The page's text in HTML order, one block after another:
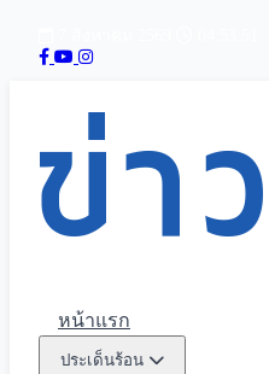
หน้าแรก
ประเด็นร้อน